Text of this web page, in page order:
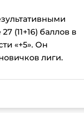
(11+16) баллов в
«+5». Он
лиги.